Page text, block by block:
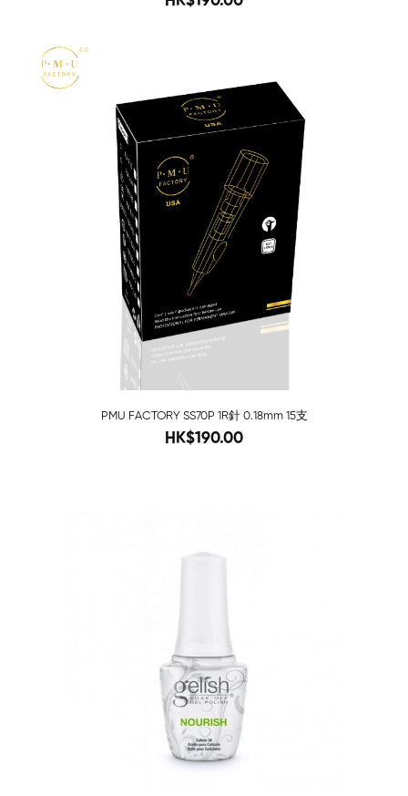
PMU FACTORY SS70P 1R針 0.18mm 15支
280
HK$190.00